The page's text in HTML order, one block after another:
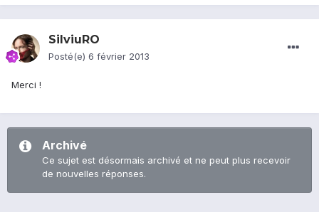
SilviuRO
Posté(e) 6 février 2013
Merci !
Archivé
Ce sujet est désormais archivé et ne peut plus recevoir
de nouvelles réponses.